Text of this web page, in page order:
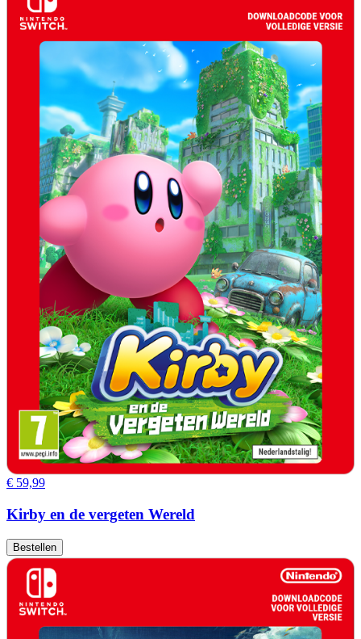
€ 59,99
Kirby en de vergeten Wereld
Bestellen